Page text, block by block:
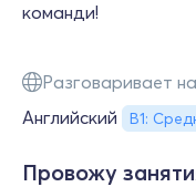
команди!
Разговаривает
Английский В1:
Провожу